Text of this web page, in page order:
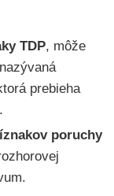
TDP, môže
prebieha
poruchy